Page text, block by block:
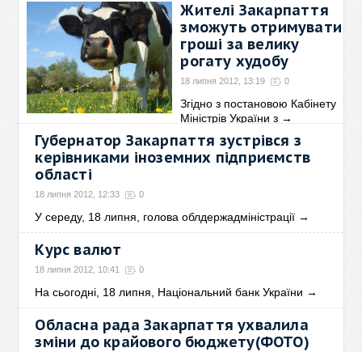
Жителі Закарпаття
зможуть отримувати
гроші за велику
рогату худобу
18 липня 2012, 13:19 0
Згідно з постановою Кабінету
Міністрів України з →
Губернатор Закарпаття зустрівся з
керівниками іноземних підприємств
області
18 липня 2012, 12:33 0
У середу, 18 липня, голова облдержадміністрації →
Курс валют
18 липня 2012, 10:41 0
На сьогодні, 18 липня, Національний банк України →
Обласна рада Закарпаття ухвалила
зміни до крайового бюджету(ФОТО)